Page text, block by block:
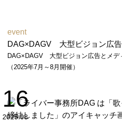
event
DAG×DAGV 大型ビジョン広告とメデ
（2025年7月～8月開催）
16
2025.08